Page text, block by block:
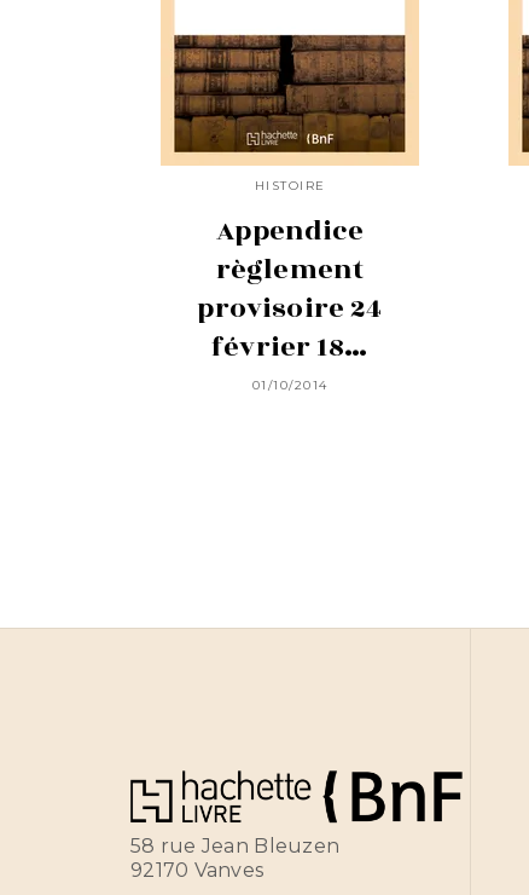
HISTOIRE
Appendice
règlement
provisoire 24
février 18…
01/10/2014
58 rue Jean Bleuzen
92170 Vanves